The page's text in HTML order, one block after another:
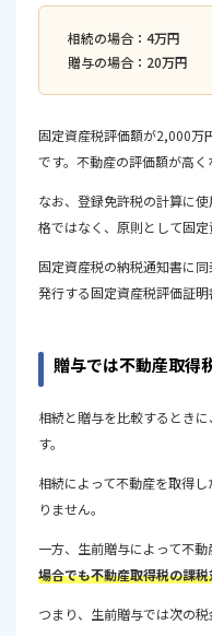
相続の場合：4万円
贈与の場合：20万円
固定資産税評価額が2,000万
です。不動産の評価額が高く
なお、登録免許税の計算に
格ではなく、原則として固定
固定資産税の納税通知書に
発行する固定資産税評価証明
贈与では不動産取得
相続と贈与を比較するとき
す。
相続によって不動産を取得
りません。
一方、生前贈与によって不動
場合でも不動産取得税の課税
つまり、生前贈与では次の税